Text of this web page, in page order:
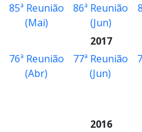
85ª Reunião
(Mai)
86ª Reunião
(Jun)
2017
76ª Reunião
(Abr)
77ª Reunião
(Jun)
2016